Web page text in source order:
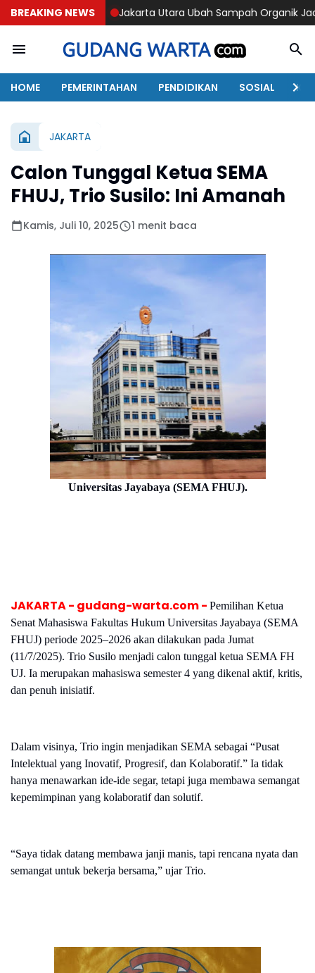
BREAKING NEWS
Jakarta Utara Ubah Sampah Organik Jadi Energi
HOME PEMERINTAHAN PENDIDIKAN SOSIAL
JAKARTA
Calon Tunggal Ketua SEMA
FHUJ, Trio Susilo: Ini Amanah
Kamis, Juli 10, 2025 1 menit baca
Universitas Jayabaya (SEMA FHUJ).
JAKARTA - gudang-warta.com - Pemilihan Ketua
Senat Mahasiswa Fakultas Hukum Universitas Jayabaya (SEMA
FHUJ) periode 2025–2026 akan dilakukan pada Jumat
(11/7/2025). Trio Susilo menjadi calon tunggal ketua SEMA FH
UJ. Ia merupakan mahasiswa semester 4 yang dikenal aktif, kritis,
dan penuh inisiatif.
Dalam visinya, Trio ingin menjadikan SEMA sebagai “Pusat
Intelektual yang Inovatif, Progresif, dan Kolaboratif.” Ia tidak
hanya menawarkan ide-ide segar, tetapi juga membawa semangat
kepemimpinan yang kolaboratif dan solutif.
“Saya tidak datang membawa janji manis, tapi rencana nyata dan
semangat untuk bekerja bersama,” ujar Trio.